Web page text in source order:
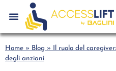
Home » Blog »
Il ruolo del
degli anziani